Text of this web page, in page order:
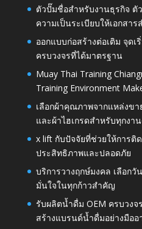
ตัวปั๊มชื่อสำหรับงานธุรกิจ ตั
ความเป็นระเบียบให้เอกสา
ออกแบบก่อสร้างต่อเติม จุด
ครบวงจรที่ได้มาตรฐาน
Muay Thai Training
Training Environment
เลือกผ้าคุณภาพจากแหล่งข
และผ้าไฮเกรดสำหรับทุกงา
x lift กับปัจจัยที่ช่วยให้การติ
ประสิทธิภาพและปลอดภัย
บริการวางฤกษ์มงคล เลือกวั
มั่นใจในทุกก้าวสำคัญ
รับผลิตน้ำดื่ม OEM ครบวงจ
สร้างแบรนด์น้ำดื่มอย่างมืออ